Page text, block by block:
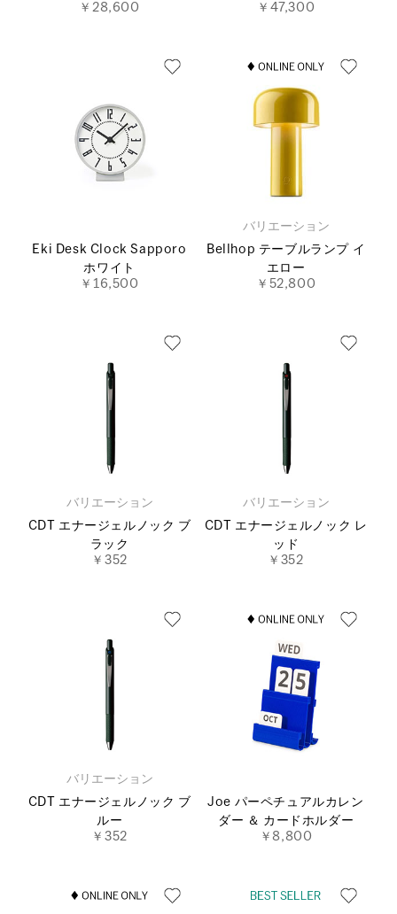
￥28,600
￥47,300
Eki Desk Clock Sapporo
ホワイト
￥16,500
バリエーション
Bellhop テーブルランプ イ
エロー
￥52,800
バリエーション
CDT エナージェルノック ブ
ラック
￥352
バリエーション
CDT エナージェルノック レ
ッド
￥352
バリエーション
CDT エナージェルノック ブ
ルー
￥352
Joe パーペチュアルカレン
ダー ＆ カードホルダー
￥8,800